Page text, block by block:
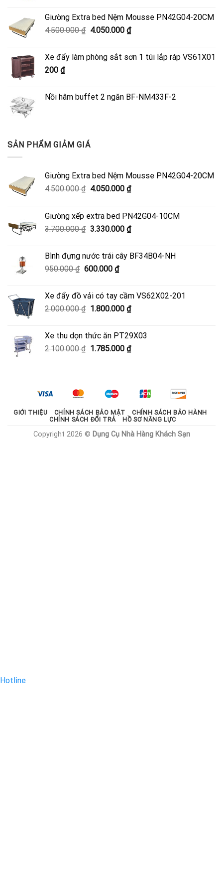
Giường Extra bed Nệm Mousse PN42G04-20CM
4.500.000₫ Giá
4.500.000 ₫.
4.050.000 ₫Giá
là:
Xe đẩy làm phòng sắt sơn 1 túi lắp ráp VS61X01
200 ₫
Nồi hâm buffet 2 ngăn BF-NM433F-2
SẢN PHẨM GIẢM GIÁ
Giường Extra bed Nệm Mousse PN42G04-20CM
4.500.000₫ Giá
4.500.000 ₫.
4.050.000 ₫Giá
là:
4.050.000 ₫.
Giường xếp extra bed PN42G04-10CM
3.700.000₫ Giá
3.700.000 ₫.
3.330.000 ₫Giá
là:
Bình đựng nước trái cây BF34B04-NH
950.000₫ Giá
950.000 ₫.
600.000 ₫Giá
là:
600.000 ₫.
Xe đẩy đồ vải có tay cầm VS62X02-201
2.000.000₫ Giá
2.000.000 ₫.
1.800.000 ₫Giá
là:
1.800.000 ₫.
Xe thu dọn thức ăn PT29X03
2.100.000₫ Giá
1.785.000 ₫Giá
1.785.000 ₫.
GIỚI THIỆU CHÍNH SÁCH BẢO MẬT
CHÍNH SÁCH BẢO HÀNH
CHÍNH SÁCH ĐỔI TRẢ
HỒ SƠ NĂNG LỰC
Copyright 2026 © Dụng Cụ Nhà Hàng Khách Sạn
Hotline